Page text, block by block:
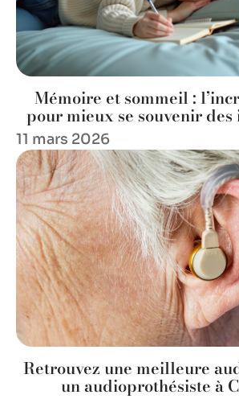
Mémoire et sommeil :
pour mieux se souvenir
11 mars 2026
Retrouvez une meilleure
un audioprothésiste à